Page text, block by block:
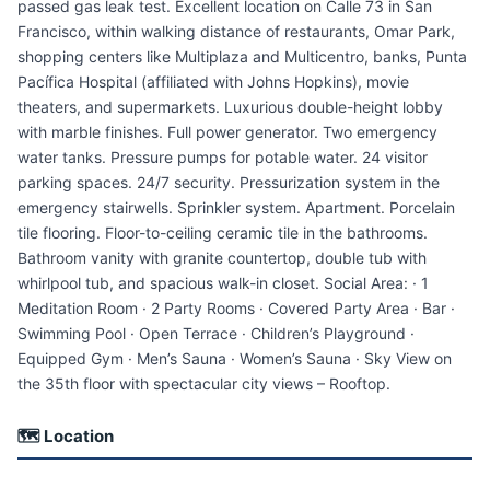
passed gas leak test. Excellent location on Calle 73 in San
Francisco, within walking distance of restaurants, Omar Park,
shopping centers like Multiplaza and Multicentro, banks, Punta
Pacífica Hospital (affiliated with Johns Hopkins), movie
theaters, and supermarkets. Luxurious double-height lobby
with marble finishes. Full power generator. Two emergency
water tanks. Pressure pumps for potable water. 24 visitor
parking spaces. 24/7 security. Pressurization system in the
emergency stairwells. Sprinkler system. Apartment. Porcelain
tile flooring. Floor-to-ceiling ceramic tile in the bathrooms.
Bathroom vanity with granite countertop, double tub with
whirlpool tub, and spacious walk-in closet. Social Area: · 1
Meditation Room · 2 Party Rooms · Covered Party Area · Bar ·
Swimming Pool · Open Terrace · Children’s Playground ·
Equipped Gym · Men’s Sauna · Women’s Sauna · Sky View on
the 35th floor with spectacular city views – Rooftop.
🗺 Location